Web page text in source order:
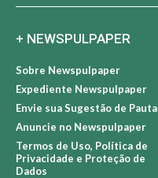
+ NEWSPULPAPER
Sobre Newspulpaper
Expediente Newspulpaper
Envie sua Sugestão de Pauta
Anuncie no Newspulpaper
Termos de Uso, Política de
Privacidade e Proteção de
Dados